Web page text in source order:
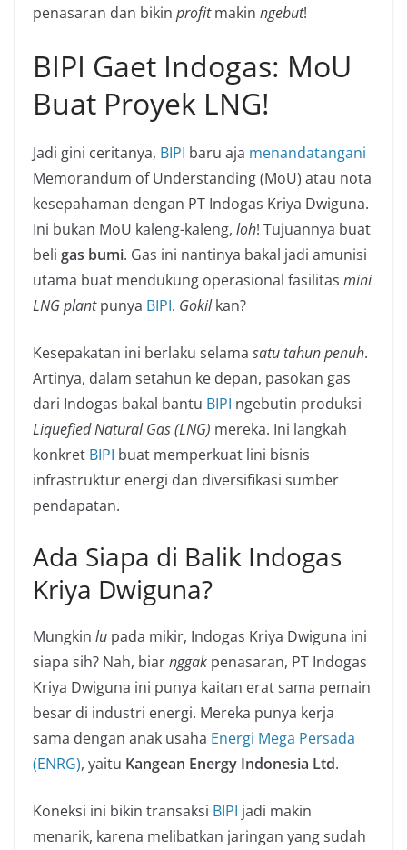
penasaran dan bikin profitmakin ngebut!
BIPI Gaet Indogas: MoU
Buat Proyek LNG!
Jadi gini ceritanya, BIPI baru aja menandatangani
Memorandum of Understanding (MoU) atau nota
kesepahaman dengan PT Indogas Kriya Dwiguna.
Ini bukan MoU kaleng-kaleng, loh! Tujuannya buat
beli gas bumi. Gas ini nantinya bakal jadi amunisi
utama buat mendukung operasional fasilitas mini
LNG plantpunya BIPI. Gokilkan?
Kesepakatan ini berlaku selama satu tahun penuh.
Artinya, dalam setahun ke depan, pasokan gas
dari Indogas bakal bantu BIPI ngebutin produksi
Liquefied Natural Gas (LNG) mereka. Ini langkah
konkret BIPI buat memperkuat lini bisnis
infrastruktur energi dan diversifikasi sumber
pendapatan.
Ada Siapa di Balik Indogas
Kriya Dwiguna?
Mungkin lu pada mikir, Indogas Kriya Dwiguna ini
siapa sih? Nah, biarnggak penasaran, PT Indogas
Kriya Dwiguna ini punya kaitan erat sama pemain
besar di industri energi. Mereka punya kerja
sama dengan anak usaha Energi Mega Persada
(ENRG), yaitu Kangean Energy Indonesia Ltd.
Koneksi ini bikin transaksi BIPI jadi makin
menarik, karena melibatkan jaringan yang sudah